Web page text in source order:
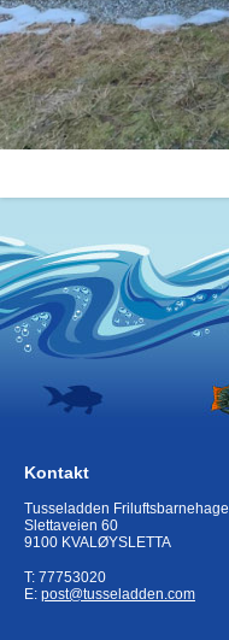
Kontakt
Tusseladden Friluftsbarnehage
Slettaveien 60
9100 KVALØYSLETTA
T: 77753020
E: post@tusseladden.com